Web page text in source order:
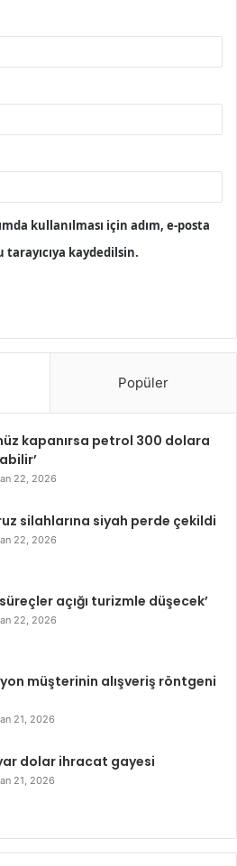
kullanılması için adım, e-posta
kaydedilsin.
Popüler
kapanırsa petrol 300 dolara
22, 2026
silahlarına siyah perde çekildi
22, 2026
açığı turizmle düşecek’
22, 2026
müşterinin alışveriş röntgeni
21, 2026
dolar ihracat gayesi
21, 2026